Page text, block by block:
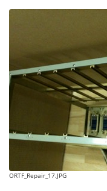
ORTF_Repair_17.JPG